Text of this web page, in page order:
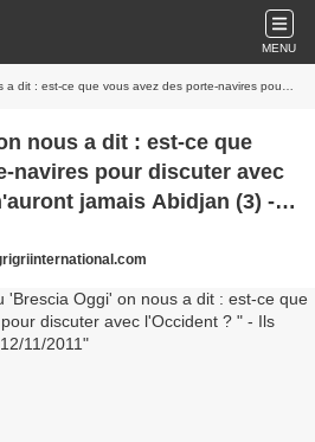
MENU
des porte-navires pour discuter avec l'Occident ? " - Ils n'auront jamais Abidjan (3) - 12/11/2011
nous a dit : est-ce que
navires pour discuter avec
jamais Abidjan (3) -